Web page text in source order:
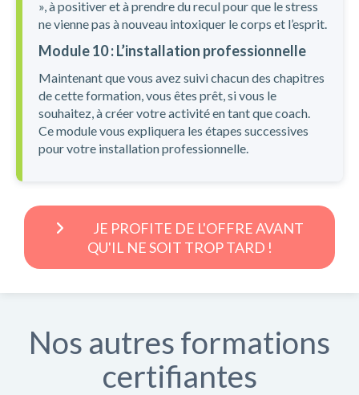
», à positiver et à prendre du recul pour que le stress
ne vienne pas à nouveau intoxiquer le corps et l’esprit.
Module 10 : L’installation professionnelle
Maintenant que vous avez suivi chacun des chapitres
de cette formation, vous êtes prêt, si vous le
souhaitez, à créer votre activité en tant que coach.
Ce module vous expliquera les étapes successives
pour votre installation professionnelle.
JE PROFITE DE L'OFFRE AVANT
QU'IL NE SOIT TROP TARD !
Nos autres formations
certifiantes